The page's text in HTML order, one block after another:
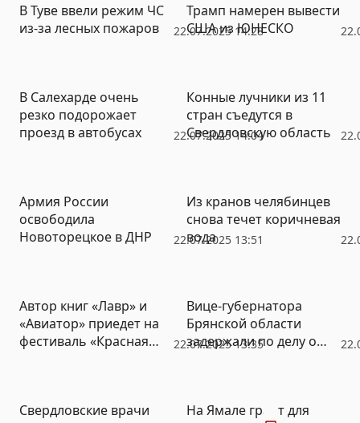
22.07.2025 14:28
В Туве ввели режим ЧС
из-за лесных пожаров
Трамп намерен вывести
США из ЮНЕСКО
22.07.2025 14:04
В Салехарде очень
резко подорожает
проезд в автобусах
Конные лучники из 11
стран съедутся в
Свердловскую область
22.07.2025 13:51
Армия России
освободила
Новоторецкое в ДНР
Из кранов челябинцев
снова течет коричневая
вода
22.07.2025 13:35
Автор книг «Лавр» и
«Авиатор» приедет на
фестиваль «Красная
Вице-губернатора
Брянской области
задержали по делу о
Свердловские врачи
Фото
На Ямале грант для